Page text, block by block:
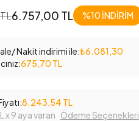
6.757,00 TL %10 İNDİRİM
Nakit indirimi ile:₺6.081,30
675,70 TL
8.243,54 TL
x 9 aya varan Ödeme Seçenekleri